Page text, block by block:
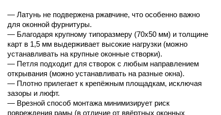
— Латунь не подвержена ржавчине, что особенно важно
для оконной фурнитуры.
— Благодаря крупному типоразмеру (70х50 мм) и толщине
карт в 1,5 мм выдерживает высокие нагрузки (можно
устанавливать на крупные оконные створки).
— Петля подходит для створок с любым направлением
открывания (можно устанавливать на разные окна).
— Плотно прилегает к крепёжным площадкам, исключая
зазоры и люфт.
— Врезной способ монтажа минимизирует риск
повреждения рамы (в отличие от ввёртных оконных